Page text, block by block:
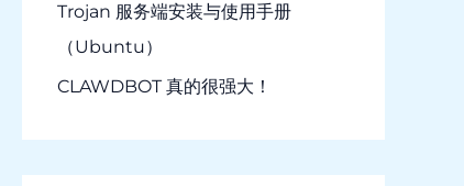
Trojan 服务端安装与使用手册
（Ubuntu）
CLAWDBOT 真的很强大！